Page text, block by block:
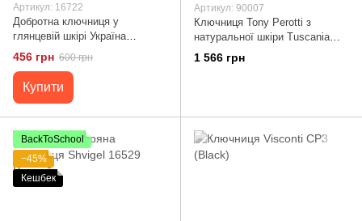
Артикул: 16722
Добротна ключниця у
глянцевій шкірі Україна
GRANDE PELLE 16722 Світло-
коричнева
456 грн 600 грн
Купити
Артикул: 90007
Ключниця Tony Perotti з
натуральної шкіри Tuscania
359 moro (90007) Коричнева
1 566 грн
BackToSchool
−45%
Кешбек